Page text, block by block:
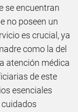
se encuentran
no poseen un
es crucial, ya
como la del
atención médica
de este
esenciales